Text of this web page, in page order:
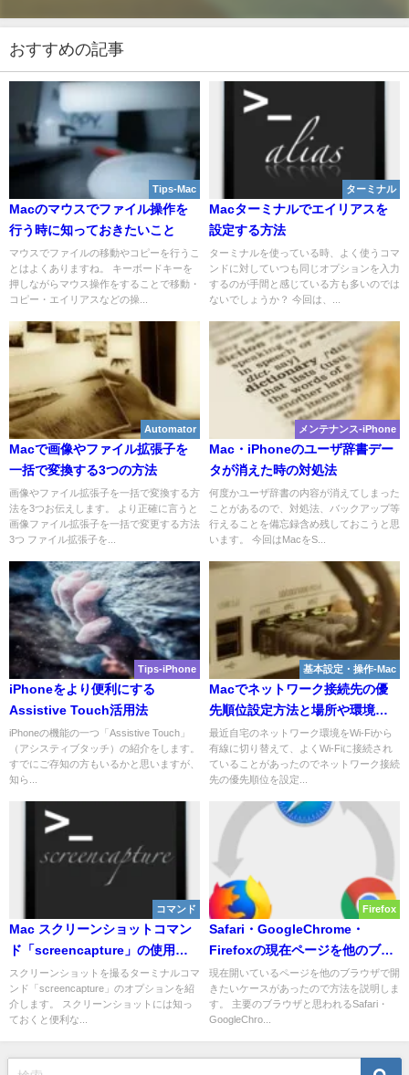
おすすめの記事
Tips-Mac
Macのマウスでファイル操作を
行う時に知っておきたいこと
マウスでファイルの移動やコピーを行うこ
とはよくありますね。 キーボードキーを
押しながらマウス操作をすることで移動・
コピー・エイリアスなどの操...
ターミナル
Macターミナルでエイリアスを
設定する方法
ターミナルを使っている時、よく使うコマ
ンドに対していつも同じオプションを入力
するのが手間と感じている方も多いのでは
ないでしょうか？ 今回は、...
Automator
Macで画像やファイル拡張子を
一括で変換する3つの方法
画像やファイル拡張子を一括で変換する方
法を3つお伝えします。 より正確に言うと
画像ファイル拡張子を一括で変更する方法
3つ ファイル拡張子を...
メンテナンス-iPhone
Mac・iPhoneのユーザ辞書デー
タが消えた時の対処法
何度かユーザ辞書の内容が消えてしまった
ことがあるので、対処法、バックアップ等
行えることを備忘録含め残しておこうと思
います。 今回はMacをS...
Tips-iPhone
iPhoneをより便利にする
Assistive Touch活用法
iPhoneの機能の一つ「Assistive Touch」
（アシスティブタッチ）の紹介をします。
すでにご存知の方もいるかと思いますが、
知ら...
基本設定・操作-Mac
Macでネットワーク接続先の優
先順位設定方法と場所や環境毎
で設定を保存する方法
最近自宅のネットワーク環境をWi-Fiから
有線に切り替えて、よくWi-Fiに接続され
ていることがあったのでネットワーク接続
先の優先順位を設定...
コマンド
Mac スクリーンショットコマン
ド「screencapture」の使用方
法まとめ
スクリーンショットを撮るターミナルコマ
ンド「screencapture」のオプションを紹
介します。 スクリーンショットには知っ
ておくと便利な...
Firefox
Safari・GoogleChrome・
Firefoxの現在ページを他のブラ
ウザで開く方法
現在開いているページを他のブラウザで開
きたいケースがあったので方法を説明しま
す。 主要のブラウザと思われるSafari・
GoogleChro...